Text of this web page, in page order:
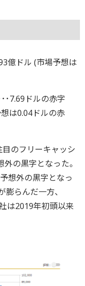
億ドル (市場予想は
･7.69ドルの赤字
ルの赤
のフリーキャッシ
の黒字となった。
想外の黒字となっ
らんだ一方、
は2019年初頭以来